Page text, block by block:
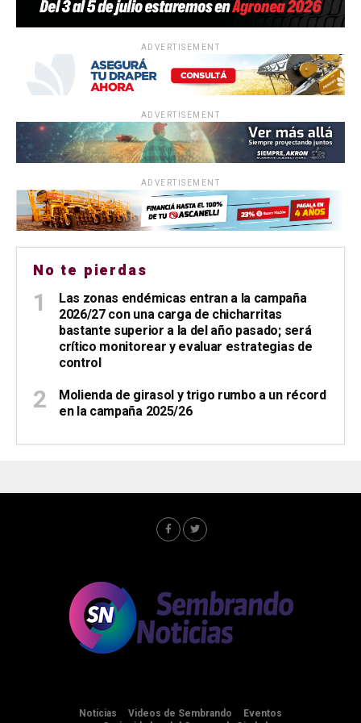
ADVERTISEMENT
ADVERTISEMENT
ADVERTISEMENT
No te pierdas
Las zonas endémicas entran a la campaña
2026/27 con una carga de chicharritas
bastante superior a la del año pasado; será
crítico monitorear y evaluar estrategias de
control
Molienda de girasol y trigo rumbo a un récord
en la campaña 2025/26
Noticias Videos de Sembrando
Eventos